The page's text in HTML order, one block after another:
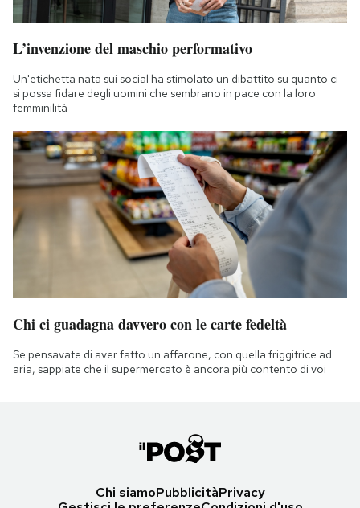
L’invenzione del maschio performativo
Un'etichetta nata sui social ha stimolato un dibattito su quanto ci
si possa fidare degli uomini che sembrano in pace con la loro
femminilità
Chi ci guadagna davvero con le carte fedeltà
Se pensavate di aver fatto un affarone, con quella friggitrice ad
aria, sappiate che il supermercato è ancora più contento di voi
Chi siamoPubblicitàPrivacy